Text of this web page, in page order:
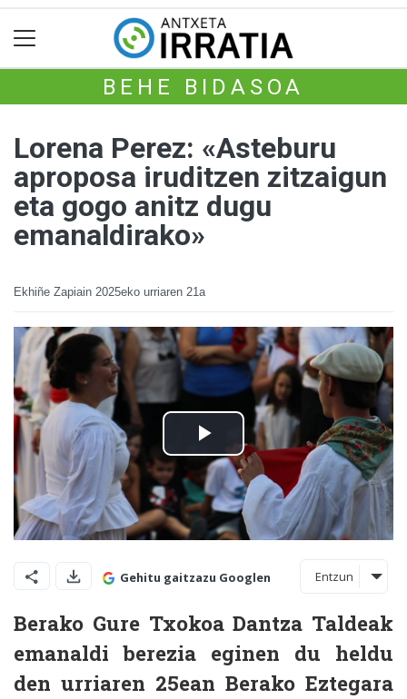
BEHE BIDASOA
Lorena Perez: «Asteburu
aproposa iruditzen zitzaigun
eta gogo anitz dugu
emanaldirako»
Ekhiñe Zapiain 2025eko urriaren 21a
Gehitu gaitzazu Googlen Entzun
Berako Gure Txokoa Dantza Taldeak
emanaldi berezia eginen du heldu
den urriaren 25ean Berako Eztegara